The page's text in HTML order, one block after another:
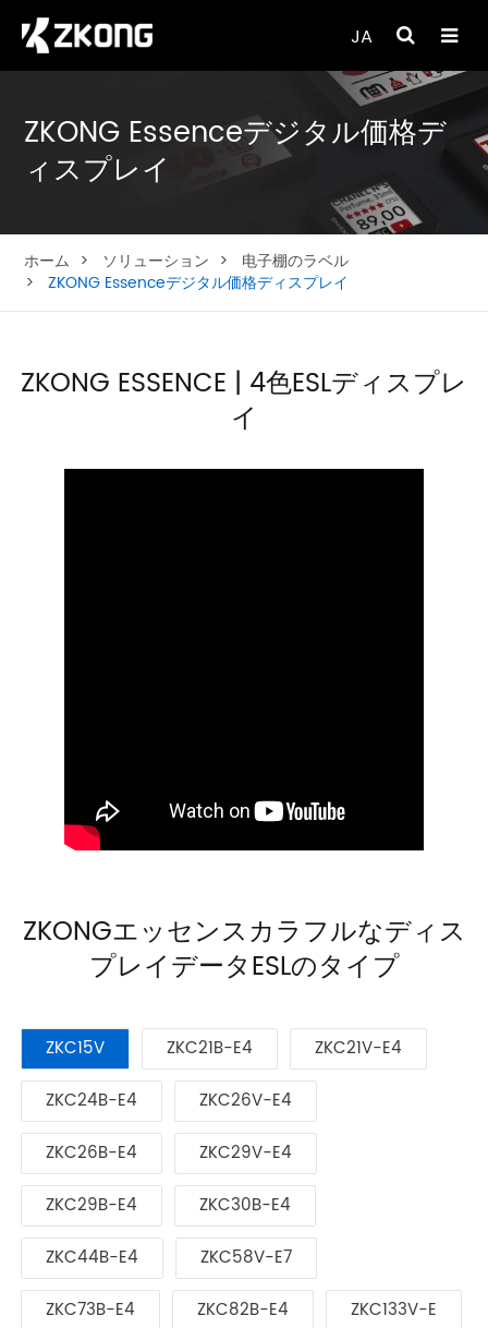
JA
ZKONG Essenceデジタル価格デ
ィスプレイ
ホーム ソリューション
电子棚のラベル
ZKONG Essenceデジタル価格ディスプレイ
ZKONG ESSENCE | 4色ESLディスプレ
イ
ZKONGエッセンスカラフルなディス
プレイデータESLのタイプ
ZKC15V ZKC21B-E4
ZKC21V-E4
ZKC24B-E4
ZKC26V-E4
ZKC26B-E4
ZKC29V-E4
ZKC29B-E4
ZKC30B-E4
ZKC44B-E4
ZKC58V-E7
ZKC73B-E4
ZKC82B-E4 ZKC133V-E